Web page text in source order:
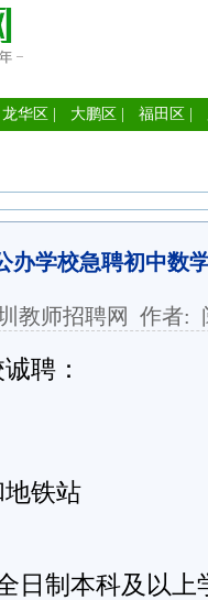
龙华区 大鹏区 福田区
办学校急聘初中数
教师招聘网 作者:
聘：
铁站
日制本科及以